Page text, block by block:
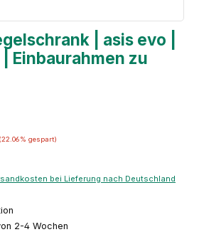
| asis evo |
Einbaurahmen zu
(22.06% gespart)
bei Lieferung nach Deutschland
2-4 Wochen